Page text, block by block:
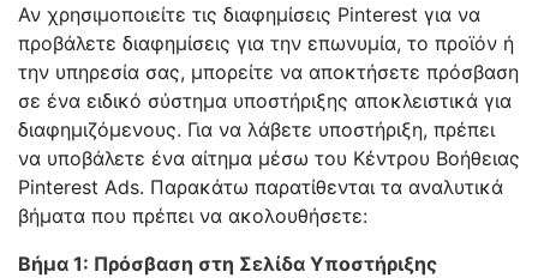
Αν χρησιμοποιείτε τις διαφημίσεις Pinterest για να
προβάλετε διαφημίσεις για την επωνυμία, το προϊόν ή
την υπηρεσία σας, μπορείτε να αποκτήσετε πρόσβαση
σε ένα ειδικό σύστημα υποστήριξης αποκλειστικά για
διαφημιζόμενους. Για να λάβετε υποστήριξη, πρέπει
να υποβάλετε ένα αίτημα μέσω του Κέντρου Βοήθειας
Pinterest Ads. Παρακάτω παρατίθενται τα αναλυτικά
βήματα που πρέπει να ακολουθήσετε:
Βήμα 1: Πρόσβαση στη Σελίδα Υποστήριξης